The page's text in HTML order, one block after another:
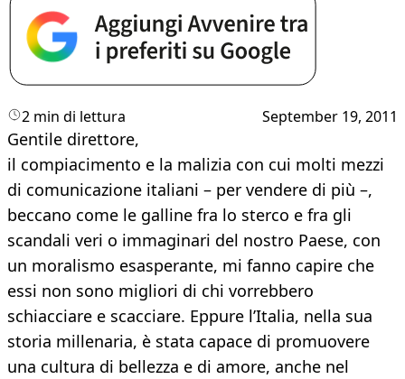
2 min di lettura September 19, 2011
Gentile direttore,
il compiacimento e la malizia con cui molti mezzi
di comunicazione italiani – per vendere di più –,
beccano come le galline fra lo sterco e fra gli
scandali veri o immaginari del nostro Paese, con
un moralismo esasperante, mi fanno capire che
essi non sono migliori di chi vorrebbero
schiacciare e scacciare. Eppure l’Italia, nella sua
storia millenaria, è stata capace di promuovere
una cultura di bellezza e di amore, anche nel